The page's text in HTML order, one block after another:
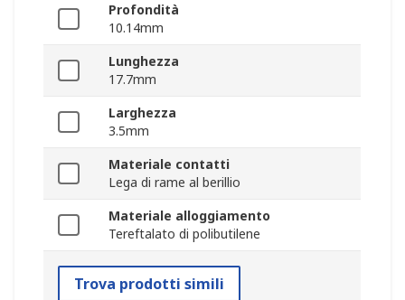
Profondità
10.14mm
Lunghezza
17.7mm
Larghezza
3.5mm
Materiale contatti
Lega di rame al berillio
Materiale alloggiamento
Tereftalato di polibutilene
Trova prodotti simili